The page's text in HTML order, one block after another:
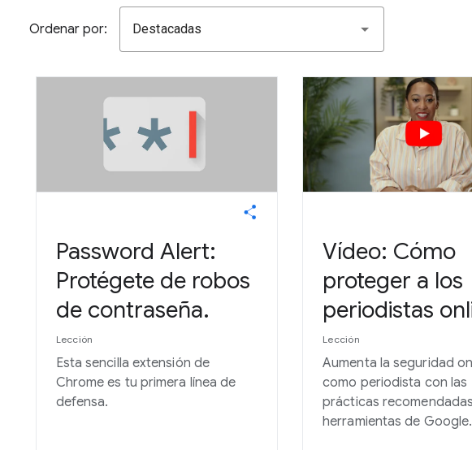
Ordenar por: Destacadas
Password Alert:
Protégete de robos
de contraseña.
Lección
Esta sencilla extensión de
Chrome es tu primera línea de
defensa.
Vídeo: Cómo
proteger a los
periodistas
Lección
Aumenta la seguridad
como periodista con las
prácticas
herramientas de Google.